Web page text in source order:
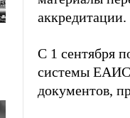
аккредитации.
С 1 сентября
системы
документов,